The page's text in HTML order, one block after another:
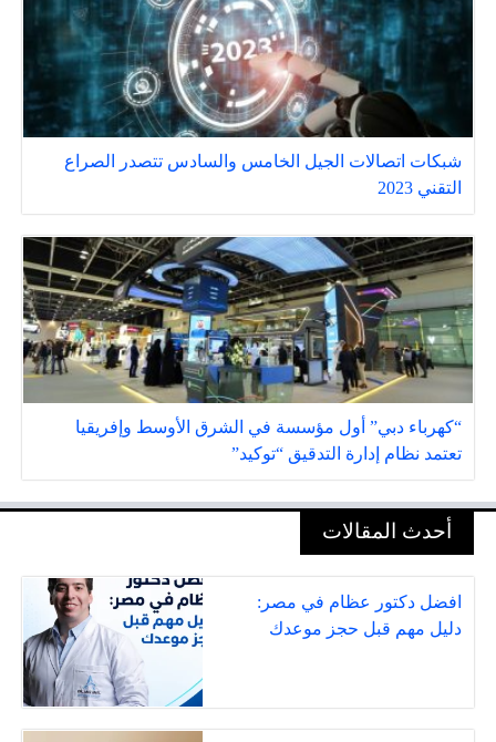
شبكات اتصالات الجيل الخامس والسادس تتصدر الصراع
التقني 2023
“كهرباء دبي” أول مؤسسة في الشرق الأوسط وإفريقيا
تعتمد نظام إدارة التدقيق “توكيد”
أحدث المقالات
افضل دكتور عظام في مصر:
دليل مهم قبل حجز موعدك